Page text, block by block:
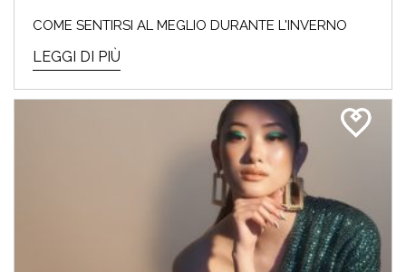
COME SENTIRSI AL MEGLIO DURANTE L'INVERNO
LEGGI DI PIÙ